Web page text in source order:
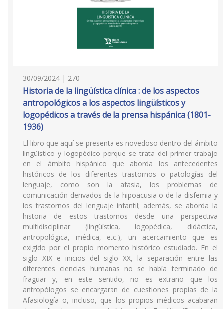
30/09/2024 | 270
Historia de la lingüística clínica : de los aspectos
antropológicos a los aspectos lingüísticos y
logopédicos a través de la prensa hispánica (1801-
1936)
El libro que aquí se presenta es novedoso dentro del ámbito
lingüístico y logopédico porque se trata del primer trabajo
en el ámbito hispánico que aborda los antecedentes
históricos de los diferentes trastornos o patologías del
lenguaje, como son la afasia, los problemas de
comunicación derivados de la hipoacusia o de la disfemia y
los trastornos del lenguaje infantil; además, se aborda la
historia de estos trastornos desde una perspectiva
multidisciplinar (lingüística, logopédica, didáctica,
antropológica, médica, etc.), un acercamiento que es
exigido por el propio momento histórico estudiado. En el
siglo XIX e inicios del siglo XX, la separación entre las
diferentes ciencias humanas no se había terminado de
fraguar y, en este sentido, no es extraño que los
antropólogos se encargaran de cuestiones propias de la
Afasiología o, incluso, que los propios médicos acabaran